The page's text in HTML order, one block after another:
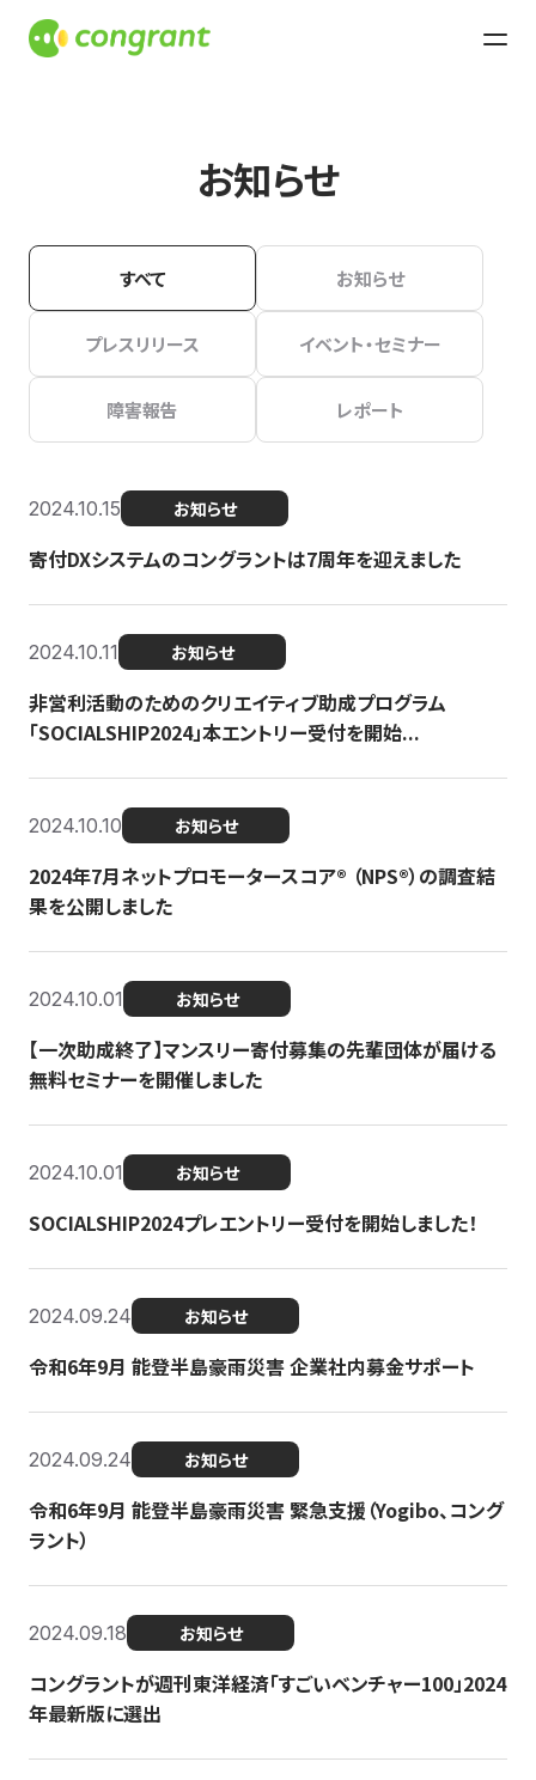
お知らせ
すべて お知らせ
プレスリリース イベント・セミナー
障害報告 レポート
2024.10.15 お知らせ
寄付DXシステムのコングラントは7周年を迎えました
2024.10.11 お知らせ
非営利活動のためのクリエイティブ助成プログラム
「SOCIALSHIP2024」本エントリー受付を開始...
2024.10.10 お知らせ
2024年7月ネットプロモータースコア®︎ （NPS®︎）の調査結
果を公開しました
2024.10.01 お知らせ
【一次助成終了】マンスリー寄付募集の先輩団体が届ける
無料セミナーを開催しました
2024.10.01 お知らせ
SOCIALSHIP2024プレエントリー受付を開始しました！
2024.09.24 お知らせ
令和6年9月 能登半島豪雨災害 企業社内募金サポート
2024.09.24 お知らせ
令和6年9月 能登半島豪雨災害 緊急支援（Yogibo、コング
ラント）
2024.09.18 お知らせ
コングラントが週刊東洋経済「すごいベンチャー100」2024
年最新版に選出